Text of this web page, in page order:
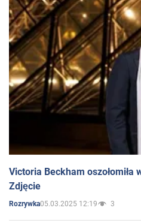
Victoria Beckham
Zdjęcie
Rozrywka05.03.2025 12:19 3